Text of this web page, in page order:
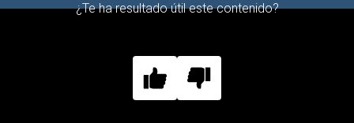
¿Te ha resultado útil este contenido?